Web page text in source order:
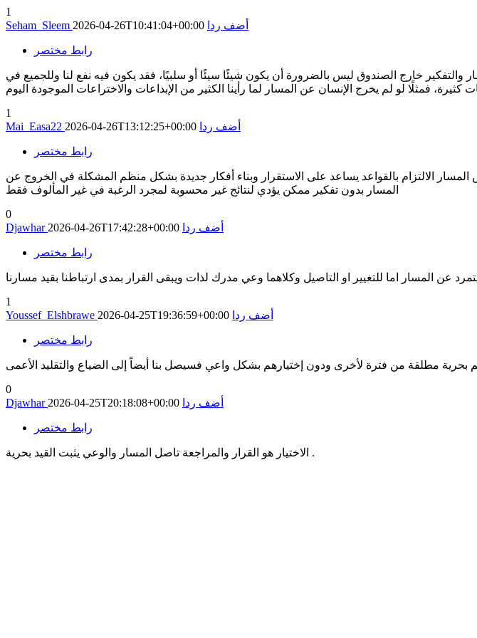
1
Seham_Sleem 2026-04-26T10:41:04+00:00 أضف ردا
رابط مختصر
والتفكير خارج الصندوق ليس بالضرورة أن يكون شيئًا سيئًا أو سلبيًا، فقد يكون فيه نفع لنا وللجميع في
1
Mai_Easa22 2026-04-26T13:12:25+00:00 أضف ردا
رابط مختصر
الالتزام بالقواعد يساعد على الاستقرار وبناء أفكار جديدة بشكل منظم المشكلة في الخروج عن
المسار بدون تفكير ممكن يؤدي لنتائج غير محسوبة لمجرد الرغبة في غير المألوف فقط
0
Djawhar 2026-04-26T17:42:28+00:00 أضف ردا
رابط مختصر
1
Youssef_Elshbrawe 2026-04-25T19:36:59+00:00 أضف ردا
رابط مختصر
بحرية مطلقة من فترة لأخرى ودون إختيارهم بشكل واعي فسيصل بنا أيضاً إلى الضياع والتقليد الأعمى
0
Djawhar 2026-04-25T20:18:08+00:00 أضف ردا
رابط مختصر
الاختيار هو القرار والمراجعة تاصل المسار والوعي يثبت القيد بحرية .